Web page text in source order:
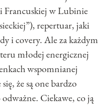
Francuskiej w Lubinie
repertuar, jaki
i covery. Ale za każdym
młodej energicznej
wspomnianej
że są one bardzo
odważne. Ciekawe, co ją